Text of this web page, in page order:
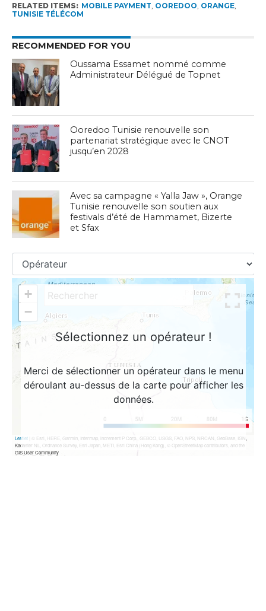
RELATED ITEMS: MOBILE PAYMENT OOREDOO ORANGE,
TUNISIE TÉLÉCOM
RECOMMENDED FOR YOU
Oussama Essamet nommé comme
Administrateur Délégué de Topnet
Ooredoo Tunisie renouvelle son
partenariat stratégique avec le CNOT
jusqu’en 2028
Avec sa campagne « Yalla Jaw », Orange
Tunisie renouvelle son soutien aux
festivals d’été de Hammamet, Bizerte
et Sfax